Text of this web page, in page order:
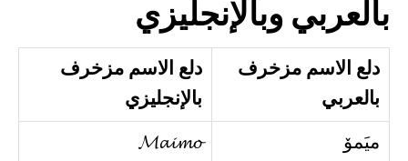
بالعربي وبالإنجليزي
دلع الاسم مزخرف
بالعربي
دلع الاسم مزخرف
بالإنجليزي
ميَمۆ 𝓜𝓪𝓲𝓶𝓸